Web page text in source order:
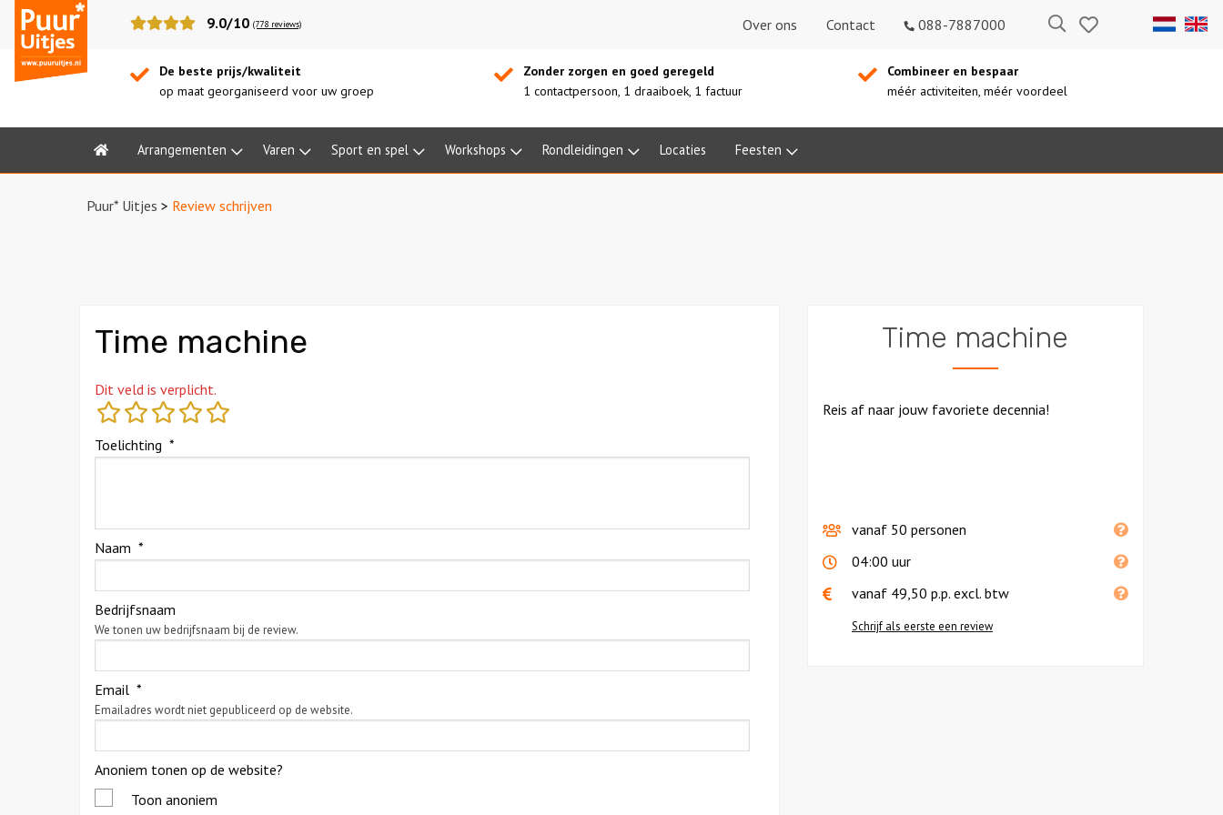
Puur*
Uitjes
9.0/10 (778 reviews) Over ons Contact 088-7887000 ZoekenBewaarde
uitjes
De beste prijs/kwaliteit
op maat georganiseerd voor uw groep
Zonder zorgen en goed geregeld
1 contactpersoon, 1 draaiboek, 1 factuur
Combineer en bespaar
méér activiteiten, méér voordeel
Home Arrangementen Varen Sport en spel Workshops Rondleidingen Locaties Feesten
Puur* Uitjes > Review schrijven
Time machine
Dit veld is verplicht.
Toelichting *
Naam *
Bedrijfsnaam
We tonen uw bedrijfsnaam bij de review.
Email *
Emailadres wordt niet gepubliceerd op de website.
Anoniem tonen op de website?
Toon anoniem
Time machine
Reis af naar jouw favoriete decennia!
vanaf 50 personen
04:00 uur
vanaf 49,50 p.p. excl. btw
Schrijf als eerste een review